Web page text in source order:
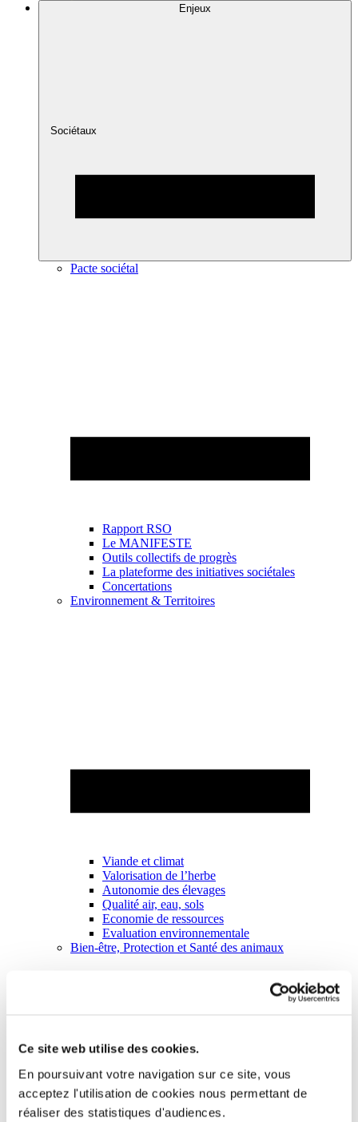
Ce site web utilise des cookies.
En poursuivant votre navigation sur ce site, vous
acceptez l'utilisation de cookies nous permettant de
réaliser des statistiques d'audiences.
Enjeux
Sociétaux
Pacte sociétal
Rapport RSO
Le MANIFESTE
Outils collectifs de progrès
La plateforme des initiatives sociétales
Concertations
Environnement & Territoires
Viande et climat
Valorisation de l’herbe
Autonomie des élevages
Qualité air, eau, sols
Economie de ressources
Evaluation environnementale
Bien-être, Protection et Santé des animaux